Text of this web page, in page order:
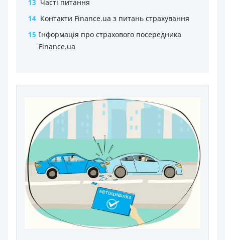
13 Часті питання
14 Контакти Finance.ua з питань страхування
15 Інформація про страхового посередника
Finance.ua